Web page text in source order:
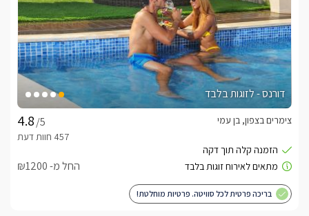
דורנס - לזוגות בלבד
/5
צימרים בצפון, בן עמי
החל מ- ₪1200
בריכה פרטית לכל סוויטה. פרטיות מוחלטת!